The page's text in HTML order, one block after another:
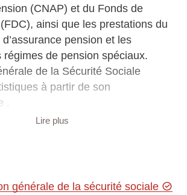
(CNAP) et du Fonds de
ainsi que les prestations du
pension et les
régimes de pension spéciaux.
de la Sécurité Sociale
à partir de son
.
du régime général
pension,
des régimes de pension
Lire plus
générale de la sécurité sociale